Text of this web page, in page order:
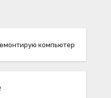
компьютер